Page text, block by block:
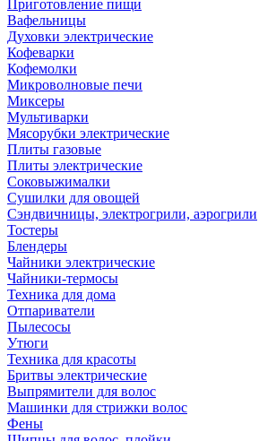
Приготовление пищи
Вафельницы
Духовки электрические
Кофеварки
Кофемолки
Микроволновые печи
Миксеры
Мультиварки
Мясорубки электрические
Плиты газовые
Плиты электрические
Соковыжималки
Сушилки для овощей
Сэндвичницы, электрогрили, аэрогрили
Тостеры
Блендеры
Чайники электрические
Чайники-термосы
Техника для дома
Отпариватели
Пылесосы
Утюги
Техника для красоты
Бритвы электрические
Выпрямители для волос
Машинки для стрижки волос
Фены